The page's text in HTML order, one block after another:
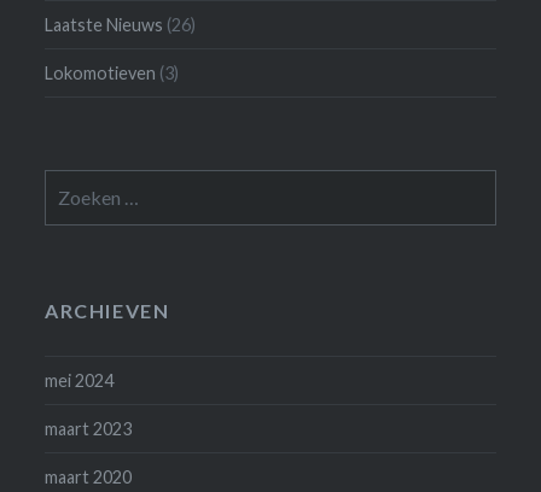
Laatste Nieuws (26)
Lokomotieven (3)
naar:
ARCHIEVEN
mei 2024
maart 2023
maart 2020